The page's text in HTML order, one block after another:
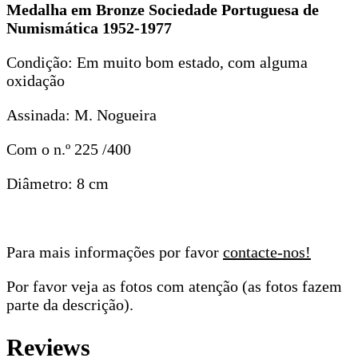
Medalha em Bronze Sociedade Portuguesa de
Numismática 1952-1977
Condição: Em muito bom estado, com alguma
oxidação
Assinada: M. Nogueira
Com o n.º 225 /400
Diâmetro: 8 cm
Para mais informações por favor contacte-nos!
Por favor veja as fotos com atenção (as fotos fazem
parte da descrição).
Reviews